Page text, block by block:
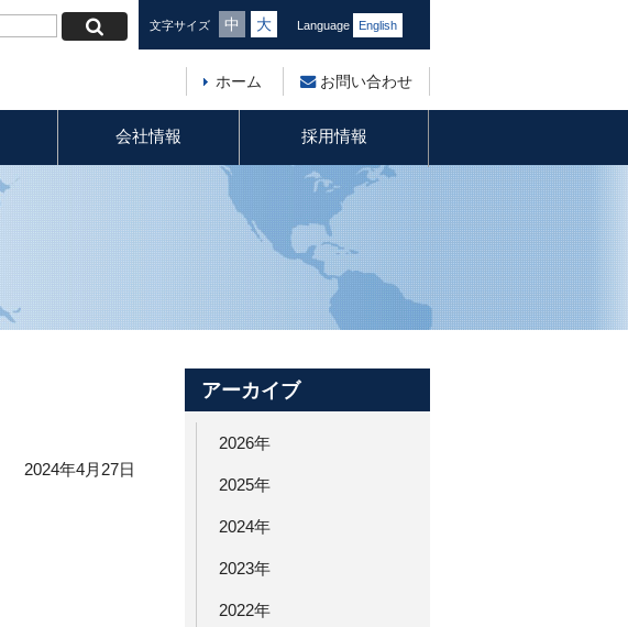
文字サイズ 中 大 Language English
ホーム お問い合わせ
会社情報 採用情報
2024年4月27日
アーカイブ
2026年
2025年
2024年
2023年
2022年